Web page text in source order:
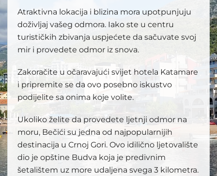
Atraktivna lokacija i blizina mora upotpunjuju
doživljaj vašeg odmora. Iako ste u centru
turističkih zbivanja uspjećete da sačuvate svoj
mir i provedete odmor iz snova.
Zakoračite u očaravajući svijet hotela Katamare
i pripremite se da ovo posebno iskustvo
podijelite sa onima koje volite.
Ukoliko želite da provedete ljetnji odmor na
moru, Bečići su jedna od najpopularnijih
destinacija u Crnoj Gori. Ovo idilično ljetovalište
dio je opštine Budva koja je predivnim
šetalištem uz more udaljena svega 3 kilometra.